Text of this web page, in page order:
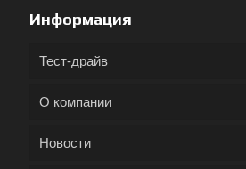
Информация
Тест-драйв
О компании
Новости